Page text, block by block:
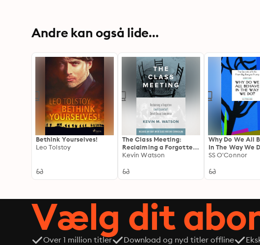
Andre kan også lide...
Bethink Yourselves!
Leo Tolstoy
The Class Meeting:
Reclaiming a Forgotten
(and Essential) Small
Kevin Watson
Why Do We All
In The Way We
SS O'Connor
Vælg dit
Over 1 million titler Download og nyd titler offline